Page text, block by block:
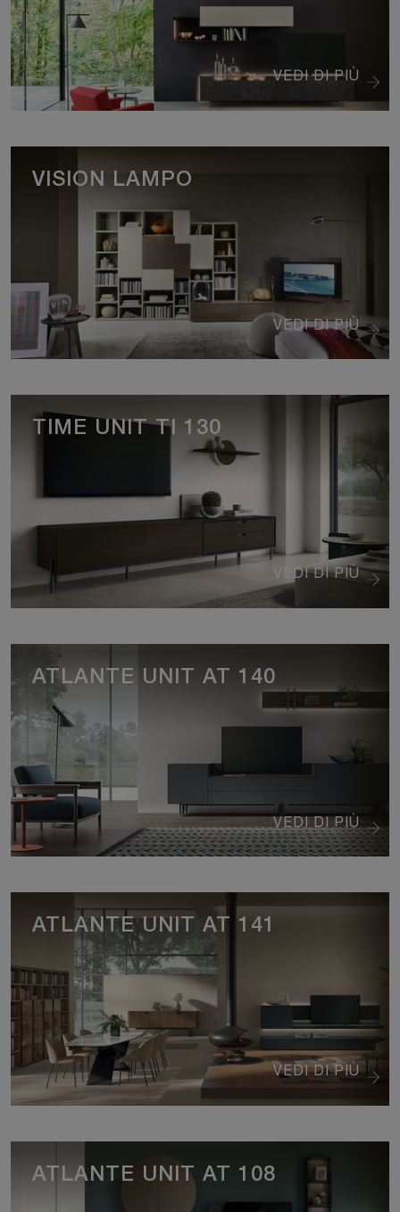
VEDI DI PIÙ
VEDI DI PIÙ
VISION LAMPO
VEDI DI PIÙ
TIME UNIT TI 130
VEDI DI PIÙ
ATLANTE UNIT AT 140
VEDI DI PIÙ
ATLANTE UNIT AT 141
ATLANTE UNIT AT 108